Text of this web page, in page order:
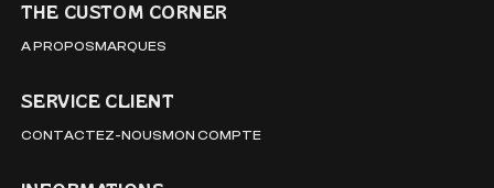
THE CUSTOM CORNER
A PROPOSMARQUES
SERVICE CLIENT
CONTACTEZ-NOUSMON COMPTE